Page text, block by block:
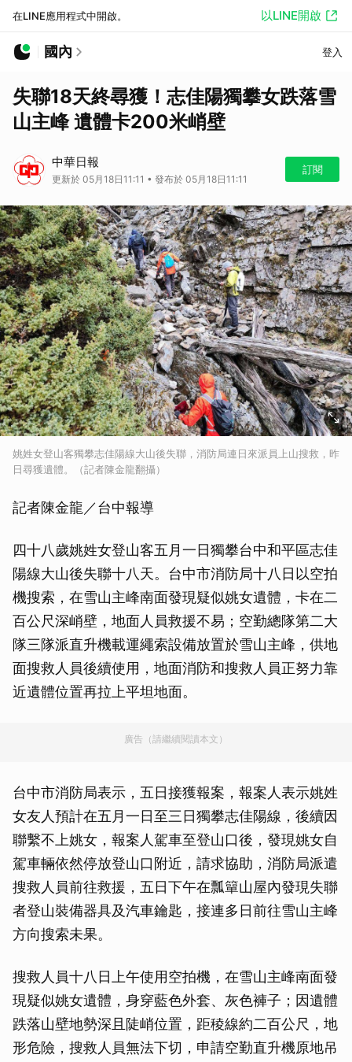
在LINE應用程式中開啟。 以LINE開啟
國內 登入
失聯18天終尋獲！志佳陽獨攀女跌落雪
山主峰 遺體卡200米峭壁
中華日報
更新於 05月18日11:11 • 發布於 05月18日11:11
訂閱
姚姓女登山客獨攀志佳陽線大山後失聯，消防局連日來派員上山搜救，昨
日尋獲遺體。（記者陳金龍翻攝）
記者陳金龍／台中報導
四十八歲姚姓女登山客五月一日獨攀台中和平區志佳
陽線大山後失聯十八天。台中市消防局十八日以空拍
機搜索，在雪山主峰南面發現疑似姚女遺體，卡在二
百公尺深峭壁，地面人員救援不易；空勤總隊第二大
隊三隊派直升機載運繩索設備放置於雪山主峰，供地
面搜救人員後續使用，地面消防和搜救人員正努力靠
近遺體位置再拉上平坦地面。
廣告（請繼續閱讀本文）
台中市消防局表示，五日接獲報案，報案人表示姚姓
女友人預計在五月一日至三日獨攀志佳陽線，後續因
聯繫不上姚女，報案人駕車至登山口後，發現姚女自
駕車輛依然停放登山口附近，請求協助，消防局派遣
搜救人員前往救援，五日下午在瓢簞山屋內發現失聯
者登山裝備器具及汽車鑰匙，接連多日前往雪山主峰
方向搜索未果。
搜救人員十八日上午使用空拍機，在雪山主峰南面發
現疑似姚女遺體，身穿藍色外套、灰色褲子；因遺體
跌落山壁地勢深且陡峭位置，距稜線約二百公尺，地
形危險，搜救人員無法下切，申請空勤直升機原地吊